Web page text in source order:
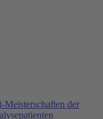
Meisterschaften der